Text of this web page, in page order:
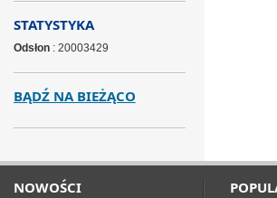
STATYSTYKA
Odsłon: 20003429
BĄDŹ NA BIEŻĄCO
NOWOŚCI